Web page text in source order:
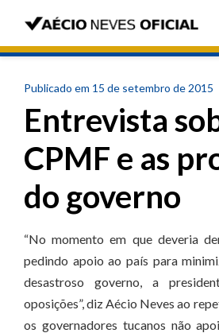
Publicado em 15 de setembro de 2015
Entrevista
CPMF e as
do governo
“No momento em que deveria
pedindo apoio ao país para
desastroso governo, a
oposições”, diz Aécio Neves ao
os governadores tucanos não